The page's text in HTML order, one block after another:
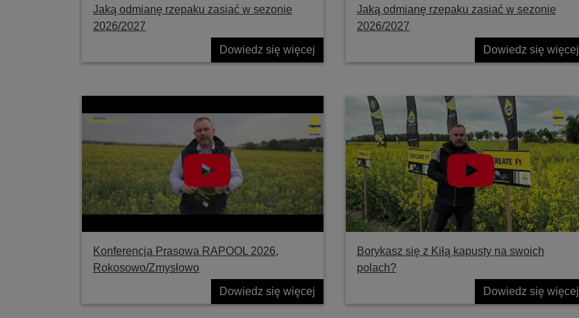
Jaką odmianę rzepaku zasiać w sezonie
2026/2027
Dowiedz się więcej
Jaką odmianę rzepaku zasiać w sezonie
2026/2027
Dowiedz się więcej
Konferencja Prasowa RAPOOL 2026,
Rokosowo/Zmysłowo
Dowiedz się więcej
Borykasz się z Kiłą kapusty na swoich
polach?
Dowiedz się więcej